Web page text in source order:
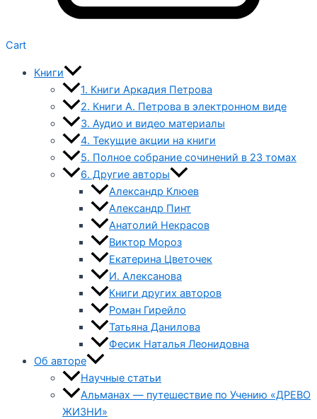
Cart
Книги
1. Книги Аркадия Петрова
2. Книги А. Петрова в электронном виде
3. Аудио и видео материалы
4. Текущие акции на книги
5. Полное собрание сочинений в 23 томах
6. Другие авторы
Александр Клюев
Александр Пинт
Анатолий Некрасов
Виктор Мороз
Екатерина Цветочек
И. Алексанова
Книги других авторов
Роман Гирейло
Татьяна Данилова
Фесик Наталья Леонидовна
Об авторе
Научные статьи
Альманах — путешествие по Учению «ДРЕВО
ЖИЗНИ»